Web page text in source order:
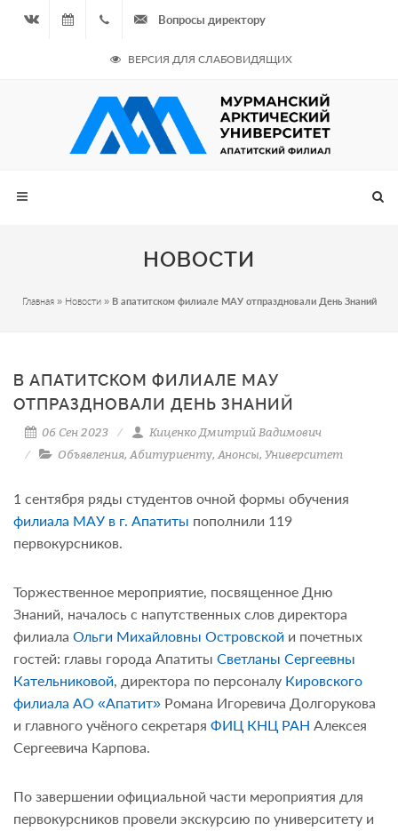
09.08.2026
- Чётная
неделя
964
687
Вопросы директору
ВЕРСИЯ ДЛЯ СЛАБОВИДЯЩИХ
НОВОСТИ
Главная» Новости» В апатитском филиале МАУ отпраздновали День Знаний
В АПАТИТСКОМ ФИЛИАЛЕ МАУ
ОТПРАЗДНОВАЛИ ДЕНЬ ЗНАНИЙ
06 Сен 2023
Киценко Дмитрий Вадимович
Объявления, Абитуриенту, Анонсы, Университет
1 сентября ряды студентов очной формы обучения
филиала МАУ в г. Апатиты пополнили 119
первокурсников.
Торжественное мероприятие, посвященное Дню
Знаний, началось с напутственных слов директора
филиала Ольги Михайловны Островской и почетных
гостей: главы города Апатиты Светланы Сергеевны
Кательниковой, директора по персоналу Кировского
филиала АО «Апатит» Романа Игоревича Долгорукова
и главного учёного секретаря ФИЦ КНЦ РАН Алексея
Сергеевича Карпова.
По завершении официальной части мероприятия для
первокурсников провели экскурсию по университету и